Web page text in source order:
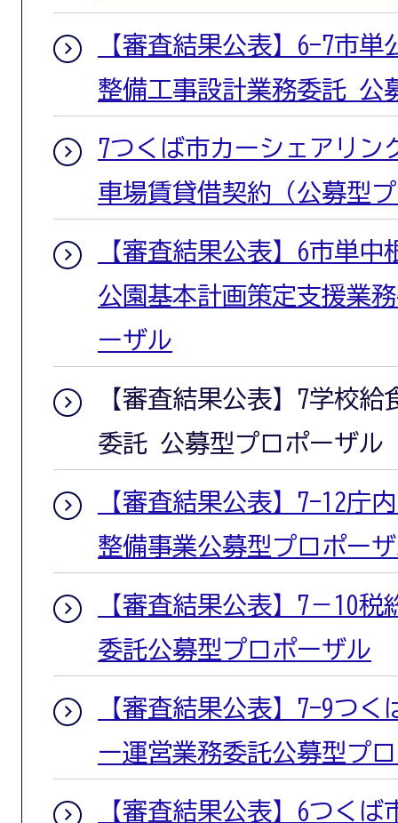
【審査結果公表】6-7市
整備工事設計業務委託 公
7つくば市カーシェアリン
車場賃貸借契約（公募型
【審査結果公表】6市単
公園基本計画策定支援業
ーザル
【審査結果公表】7学校
委託 公募型プロポーザル
【審査結果公表】7-12庁
整備事業公募型プロポー
【審査結果公表】7－10
委託公募型プロポーザル
【審査結果公表】7-9つ
ー運営業務委託公募型プ
【審査結果公表】6つく